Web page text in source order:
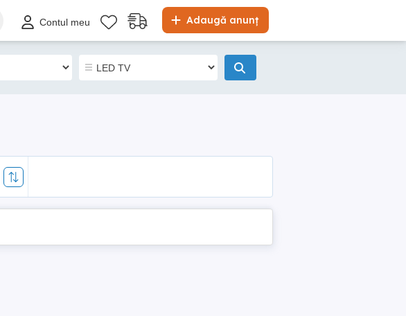
Adaugă anunț
Contul meu